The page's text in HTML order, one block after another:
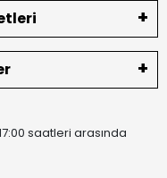
saatleri arasında